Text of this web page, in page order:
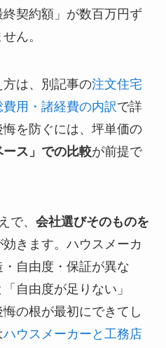
終契約額」が数百万円ず
ん。
は、別記事の注文住宅
用・諸経費の内訳で詳
を防ぐには、坪単価の
ース」での比較が前提で
で、 会社選びそのものを
効きます。ハウスメーカ
自由度・保証が異な
自由度が足りない」
悔の根が最初にできてし
ハウスメーカーと工務店